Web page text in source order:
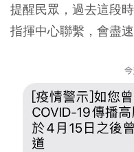
提醒民眾，過去這段
指揮中心聯繫，會盡速